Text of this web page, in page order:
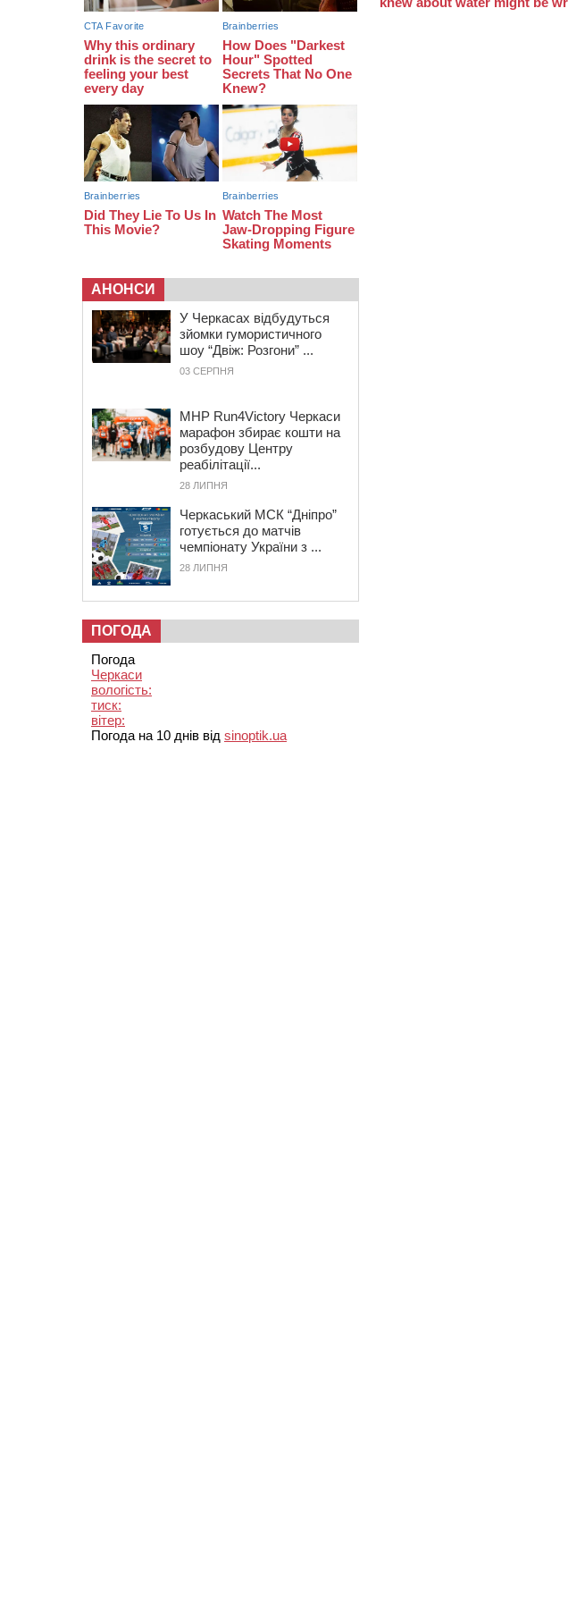
19:24 У Черкасах водійка протаранила
Duster, коли здавала назад
18:50
На Черкащині з початку року
зросла кількість постраждалих від
укусів тварин
АНОНСИ
У Черкасах відбудуться
зйомки гумористичного
шоу “Двіж: Розгони” ...
03 СЕРПНЯ
MHP Run4Victory Черкаси
марафон збирає кошти на
розбудову Центру
реабілітації...
28 ЛИПНЯ
Черкаський МСК “Дніпро”
готується до матчів
чемпіонату України з ...
28 ЛИПНЯ
ПОГОДА
Погода
Черкаси
вологість:
тиск:
вітер:
Погода на 10 днів від sinoptik.ua